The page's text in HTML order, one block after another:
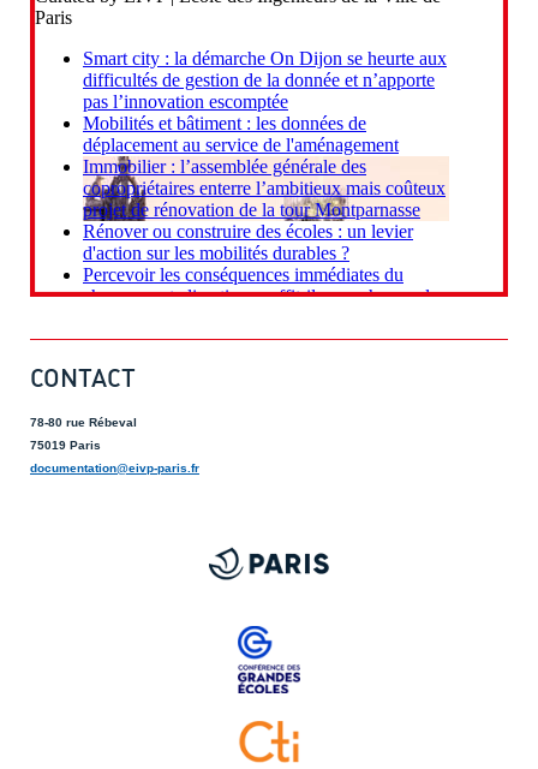
CONTACT
78-80 rue Rébeval
75019 Paris
documentation@eivp-paris.fr